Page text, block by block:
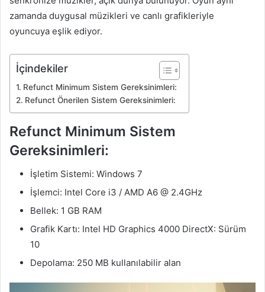
zamanda duygusal müzikleri ve canlı grafikleriyle
oyuncuya eşlik ediyor.
İçindekiler
Refunct Minimum Sistem Gereksinimleri:
Refunct Önerilen Sistem Gereksinimleri:
Refunct Minimum Sistem
Gereksinimleri:
İşletim Sistemi: Windows 7
İşlemci: Intel Core i3 / AMD A6 @ 2.4GHz
Bellek: 1 GB RAM
Grafik Kartı: Intel HD Graphics 4000 DirectX: Sürüm
10
Depolama: 250 MB kullanılabilir alan